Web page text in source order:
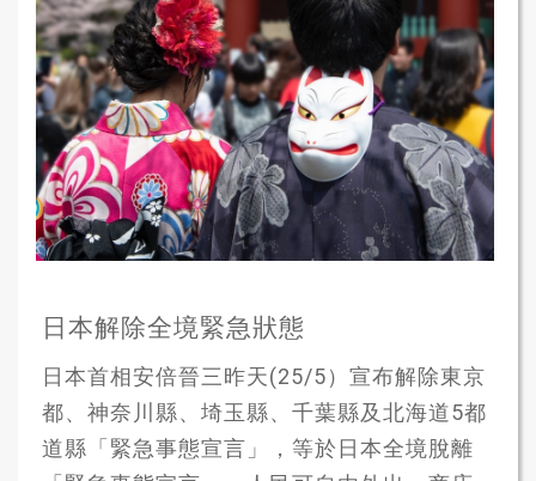
日本解除全境緊急狀態
日本首相安倍晉三昨天(25/5）宣布解除東京
都、神奈川縣、埼玉縣、千葉縣及北海道5都
道縣「緊急事態宣言」，等於日本全境脫離